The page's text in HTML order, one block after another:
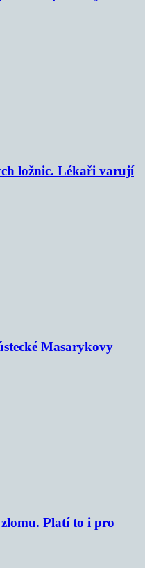
ložnic. Lékaři varují
Masarykovy
Platí to i pro